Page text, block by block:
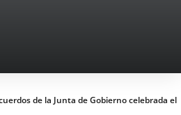
de la Junta de Gobierno celebrada el